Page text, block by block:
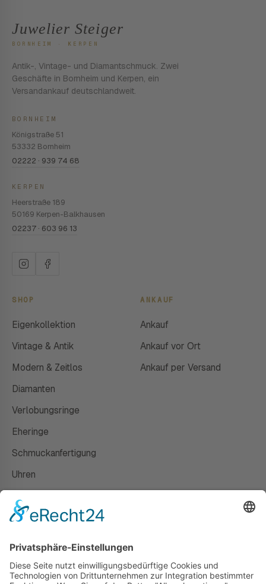
Juwelier Steiger
BORNHEIM · KERPEN
Antik-, Vintage- und Diamantschmuck. Zwei
Geschäfte in Bornheim und Kerpen, ein
Versandankauf deutschlandweit.
BORNHEIM
Königstraße 51
53332 Bornheim
02222 · 939 74 68
KERPEN
Heerstraße 189
50169 Kerpen-Balkhausen
02237 · 603 96 13
SHOP
Eigenkollektion
Vintage & Antik
Modern & Zeitlos
Diamanten
Verlobungsringe
Eheringe
Schmuckanfertigung
Uhren
ANKAUF
Ankauf
Ankauf vor Ort
Ankauf per Versand
Susanne Steiger
Geschäfte